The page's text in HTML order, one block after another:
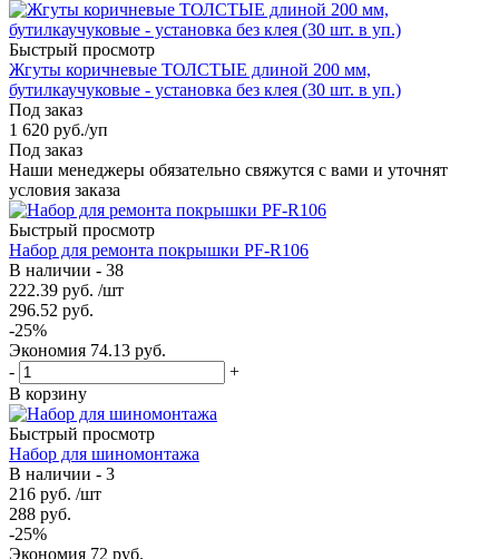
Быстрый просмотр
Жгуты коричневые ТОЛСТЫЕ длиной 200 мм,
бутилкаучуковые - установка без клея (30 шт. в уп.)
Под заказ
1 620 руб./уп
Под заказ
Наши менеджеры обязательно свяжутся с вами и уточнят
условия заказа
Быстрый просмотр
Набор для ремонта покрышки PF-R106
В наличии - 38
222.39 руб. /шт
296.52 руб.
-25%
Экономия 74.13 руб.
-
+
В корзину
Быстрый просмотр
Набор для шиномонтажа
В наличии - 3
216 руб. /шт
288 руб.
-25%
Экономия 72 руб.